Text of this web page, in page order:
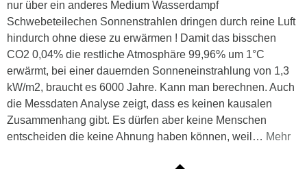
nur über ein anderes Medium Wasserdampf
Schwebeteilechen Sonnenstrahlen dringen durch reine Luft
hindurch ohne diese zu erwärmen ! Damit das bisschen
CO2 0,04% die restliche Atmosphäre 99,96% um 1°C
erwärmt, bei einer dauernden Sonneneinstrahlung von 1,3
kW/m2, braucht es 6000 Jahre. Kann man berechnen. Auch
die Messdaten Analyse zeigt, dass es keinen kausalen
Zusammenhang gibt. Es dürfen aber keine Menschen
entscheiden die keine Ahnung haben können, weil … Mehr